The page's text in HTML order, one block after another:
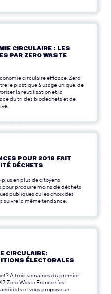
CIRCULAIRE : LES
PAR ZERO WASTE
circulaire efficace, Zero
le plastique à usage unique, de
la réutilisation et la
du tri des biodéchets et de
POUR 2018 FAIT
DÉCHETS
en plus de citoyens
pour produire moins de déchets
publiques ou les choix des
suivre la même tendance.
CIRCULAIRE:
ÉLECTORALES
A trois semaines du premier
Zero Waste France s’est
et vous propose un